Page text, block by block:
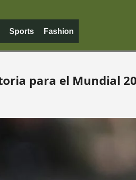
Sports Fashion
para el Mundial